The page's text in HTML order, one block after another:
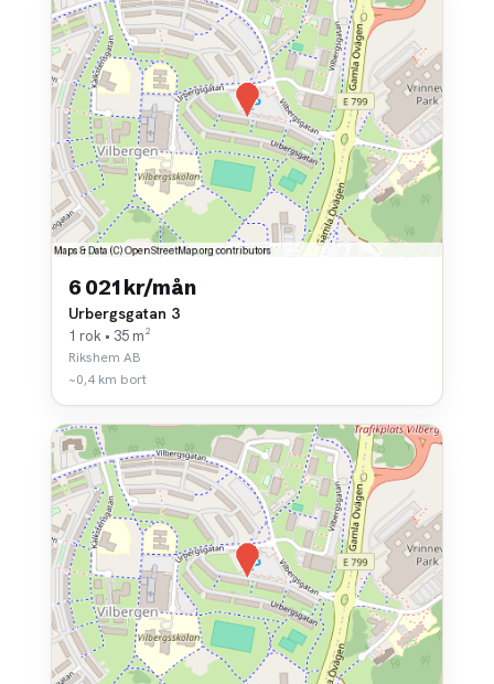
6 021 kr/mån
Urbergsgatan 3
1 rok • 35 m²
Rikshem AB
~0,4 km bort